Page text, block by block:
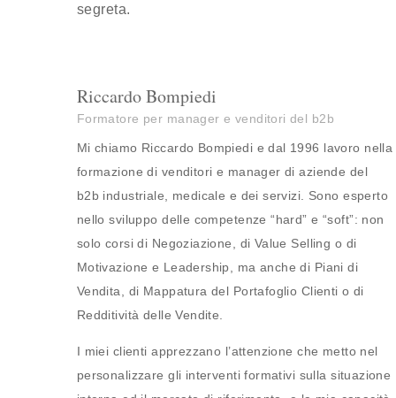
segreta.
Riccardo Bompiedi
Formatore per manager e venditori del b2b
Mi chiamo Riccardo Bompiedi e dal 1996 lavoro nella
formazione di venditori e manager di aziende del
b2b industriale, medicale e dei servizi. Sono esperto
nello sviluppo delle competenze “hard” e “soft”: non
solo corsi di Negoziazione, di Value Selling o di
Motivazione e Leadership, ma anche di Piani di
Vendita, di Mappatura del Portafoglio Clienti o di
Redditività delle Vendite.
I miei clienti apprezzano l’attenzione che metto nel
personalizzare gli interventi formativi sulla situazione